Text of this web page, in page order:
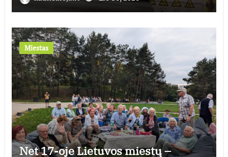
Miestas
Net 17-oje Lietuvos miestų –